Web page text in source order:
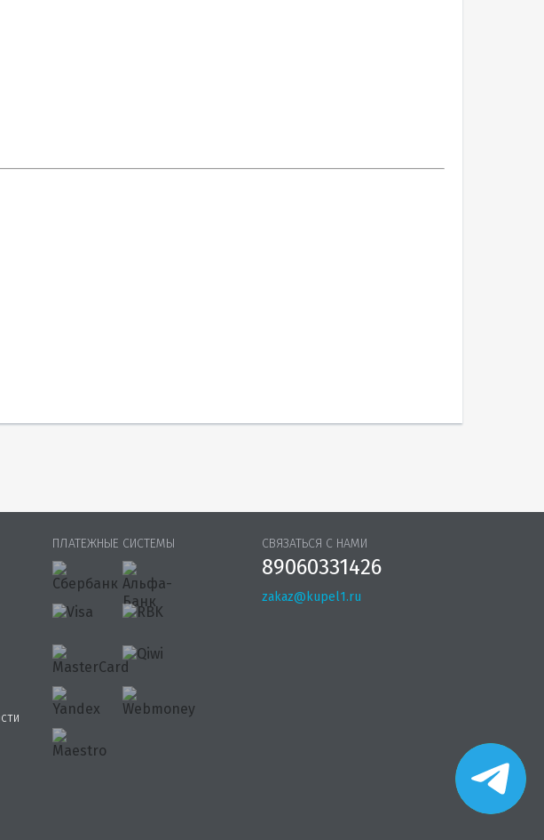
ПЛАТЕЖНЫЕ СИСТЕМЫ СВЯЗАТЬСЯ С НАМИ
89060331426
zakaz@kupel1.ru